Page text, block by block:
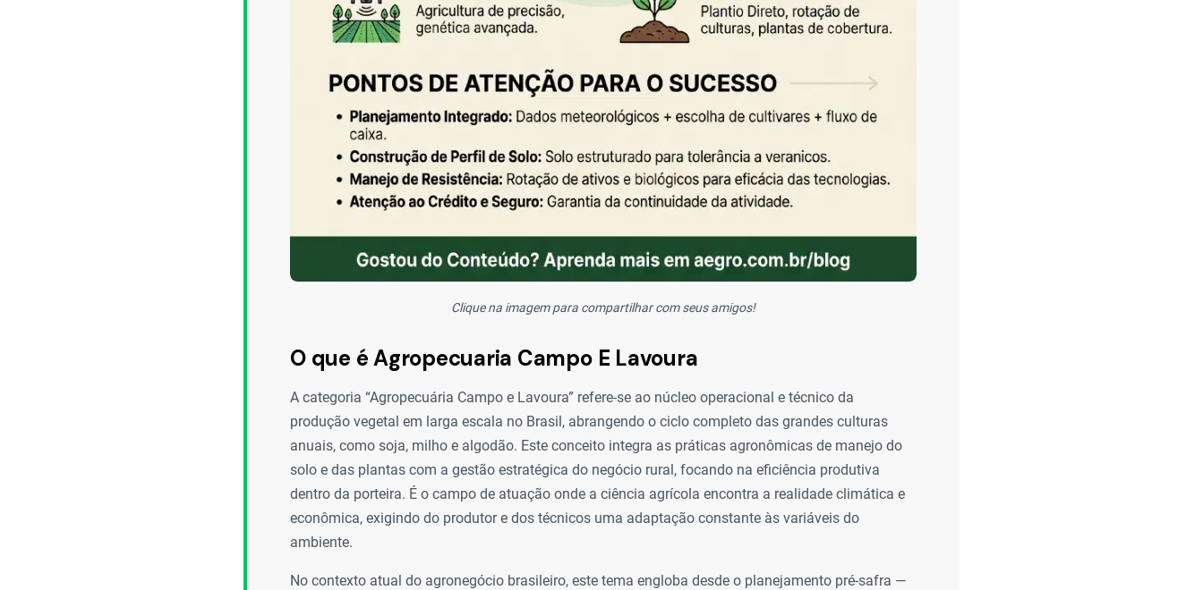
Clique na imagem para compartilhar com seus amigos!
O que é Agropecuaria Campo E Lavoura
A categoria “Agropecuária Campo e Lavoura” refere-se ao núcleo operacional e técnico da
produção vegetal em larga escala no Brasil, abrangendo o ciclo completo das grandes culturas
anuais, como soja, milho e algodão. Este conceito integra as práticas agronômicas de manejo do
solo e das plantas com a gestão estratégica do negócio rural, focando na eficiência produtiva
dentro da porteira. É o campo de atuação onde a ciência agrícola encontra a realidade climática e
econômica, exigindo do produtor e dos técnicos uma adaptação constante às variáveis do
ambiente.
No contexto atual do agronegócio brasileiro, este tema engloba desde o planejamento pré-safra —